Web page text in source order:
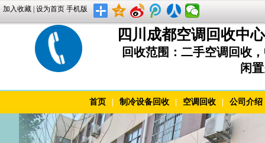
加入收藏 设为首页 手机版
四川成都空调回收中
回收范围：二手空调回收
闲
首页 制冷设备回收 空调回收 公司介绍